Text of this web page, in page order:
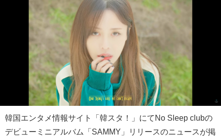
韓国エンタメ情報サイト「韓スタ！」にてNo Sleep clubの
デビューミニアルバム「SAMMY」リリースのニュースが掲